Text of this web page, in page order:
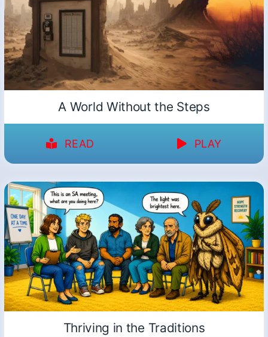
A World Without the Steps
READ PLAY
Thriving in the Traditions